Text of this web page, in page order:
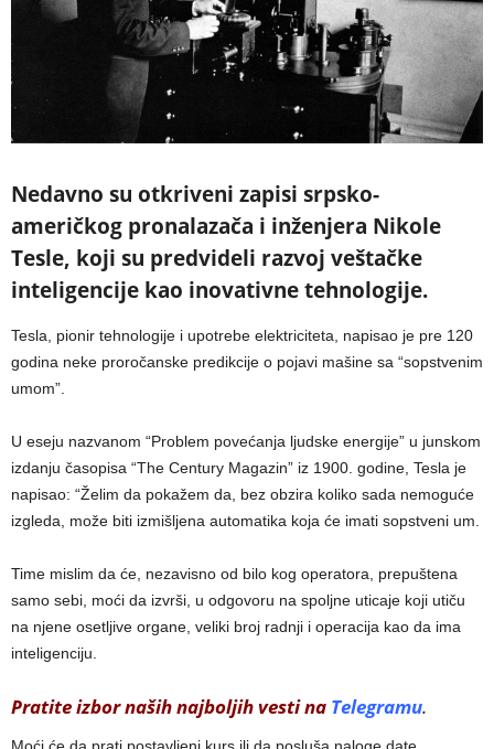
Nedavno su otkriveni zapisi srpsko-
američkog pronalazača i inženjera Nikole
Tesle, koji su predvideli razvoj veštačke
inteligencije kao inovativne tehnologije.
Tesla, pionir tehnologije i upotrebe elektriciteta, napisao je pre 120
godina neke proročanske predikcije o pojavi mašine sa “sopstvenim
umom”.
U eseju nazvanom “Problem povećanja ljudske energije” u junskom
izdanju časopisa “The Century Magazin” iz 1900. godine, Tesla je
napisao: “Želim da pokažem da, bez obzira koliko sada nemoguće
izgleda, može biti izmišljena automatika koja će imati sopstveni um.
Time mislim da će, nezavisno od bilo kog operatora, prepuštena
samo sebi, moći da izvrši, u odgovoru na spoljne uticaje koji utiču
na njene osetljive organe, veliki broj radnji i operacija kao da ima
inteligenciju.
Pratite izbor naših najboljih vesti na Telegramu.